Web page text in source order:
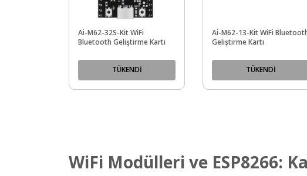
Ai-M62-32S-Kit WiFi
Bluetooth Geliştirme Kartı
TÜKENDİ
Ai-M62-13-Kit WiFi
Geliştirme Kartı
TÜKENDİ
WiFi Modülleri ve ESP8266: